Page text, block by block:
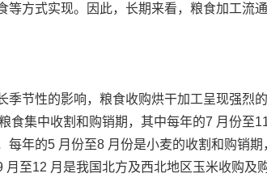
等方式实现。因此，长期来看，粮食加工流
季节性的影响，粮食收购烘干加工呈现强烈
食集中收割和购销期，其中每年的7 月份至
每年的5 月份至8 月份是小麦的收割和购销
月至12 月是我国北方及西北地区玉米收购及